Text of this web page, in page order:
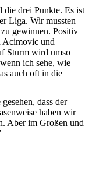
drei Punkte. Es ist
Liga. Wir mussten
gewinnen. Positiv
Acimovic und
Sturm wird umso
ich sehe, wie
auch oft in die
dass der
haben wir
Aber im Großen und